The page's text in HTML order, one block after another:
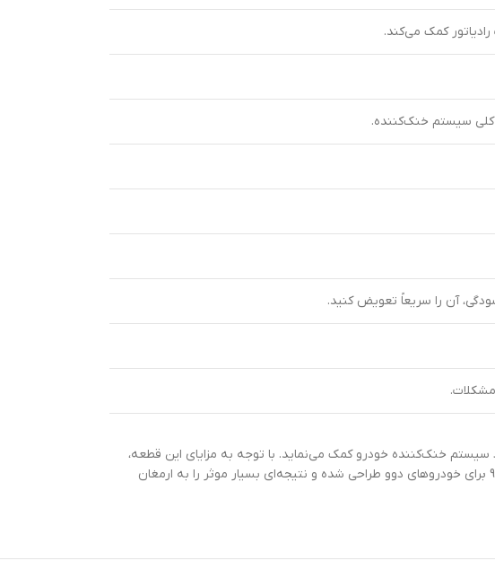
کمک می‌کند.
کلی سیستم خنک‌کننده.
آن را سریعاً تعویض کنید.
سیستم خنک‌کننده خودرو کمک می‌نماید. با توجه به مزایای این قطعه،
اقدام به خرید آن برای خودرو خود را به تأخیر نیندازید و از سلامت و کارایی بالای رادیاتور خود مطمئن شوید. این لاستیک با کد فنی 90091989 برای خودروهای دوو طراحی شده و نتیجه‌ای بسیار موثر را به ارمغان